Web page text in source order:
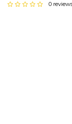
0